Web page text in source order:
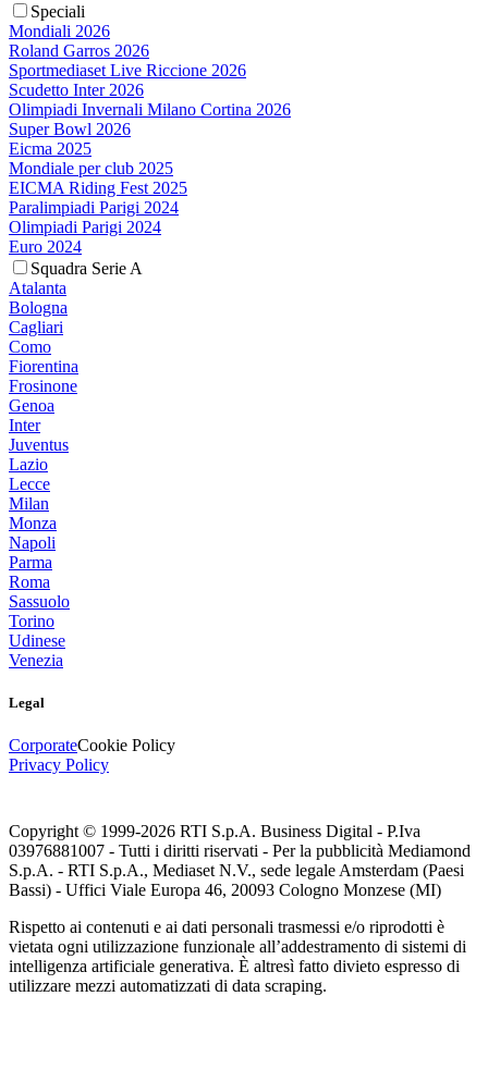
Speciali
Mondiali 2026
Roland Garros 2026
Sportmediaset Live Riccione 2026
Scudetto Inter 2026
Olimpiadi Invernali Milano Cortina 2026
Super Bowl 2026
Eicma 2025
Mondiale per club 2025
EICMA Riding Fest 2025
Paralimpiadi Parigi 2024
Olimpiadi Parigi 2024
Euro 2024
Squadra Serie A
Atalanta
Bologna
Cagliari
Como
Fiorentina
Frosinone
Genoa
Inter
Juventus
Lazio
Lecce
Milan
Monza
Napoli
Parma
Roma
Sassuolo
Torino
Udinese
Venezia
Legal
CorporateCookie Policy
Privacy Policy
Copyright © 1999-2026 RTI S.p.A. Business Digital - P.Iva
03976881007 - Tutti i diritti riservati - Per la pubblicità Mediamond
S.p.A. - RTI S.p.A., Mediaset N.V., sede legale Amsterdam (Paesi
Bassi) - Uffici Viale Europa 46, 20093 Cologno Monzese (MI)
Rispetto ai contenuti e ai dati personali trasmessi e/o riprodotti è
vietata ogni utilizzazione funzionale all’addestramento di sistemi di
intelligenza artificiale generativa. È altresì fatto divieto espresso di
utilizzare mezzi automatizzati di data scraping.